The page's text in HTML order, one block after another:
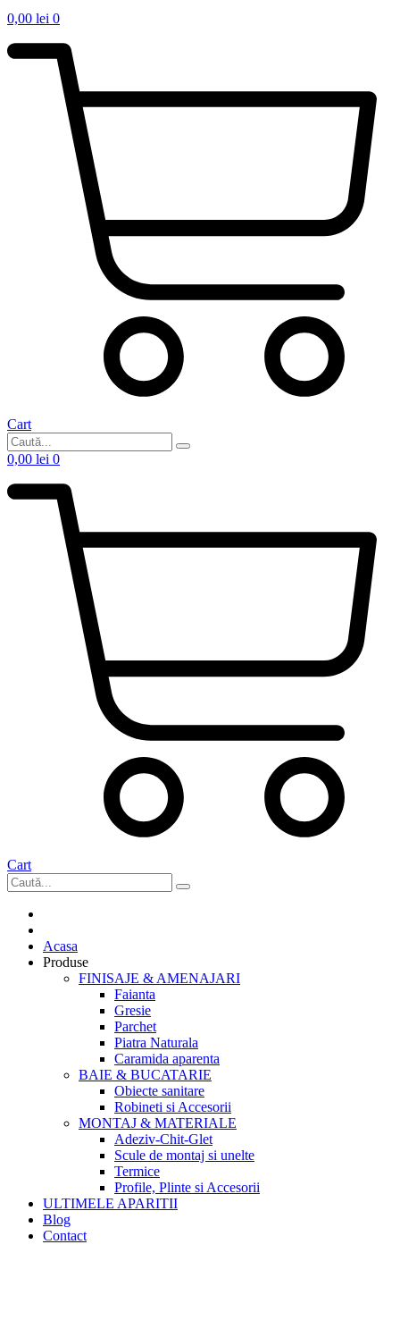
0,00 lei 0
Cart
0,00 lei 0
Cart
Acasa
Produse
FINISAJE & AMENAJARI
Faianta
Gresie
Parchet
Piatra Naturala
Caramida aparenta
BAIE & BUCATARIE
Obiecte sanitare
Robineti si Accesorii
MONTAJ & MATERIALE
Adeziv-Chit-Glet
Scule de montaj si unelte
Termice
Profile, Plinte si Accesorii
ULTIMELE APARITII
Blog
Contact